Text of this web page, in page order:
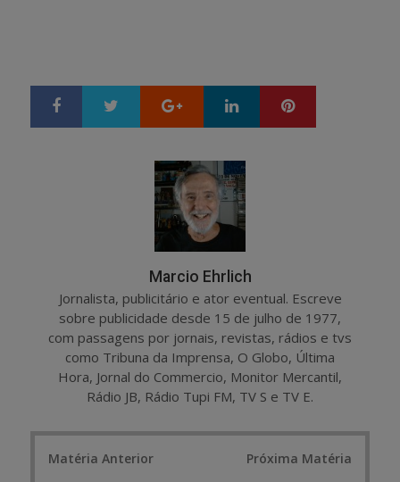
Google+ LinkedIn
Marcio Ehrlich
Jornalista, publicitário e ator eventual. Escreve
sobre publicidade desde 15 de julho de 1977,
com passagens por jornais, revistas, rádios e tvs
como Tribuna da Imprensa, O Globo, Última
Hora, Jornal do Commercio, Monitor Mercantil,
Rádio JB, Rádio Tupi FM, TV S e TV E.
Matéria Anterior Próxima Matéria